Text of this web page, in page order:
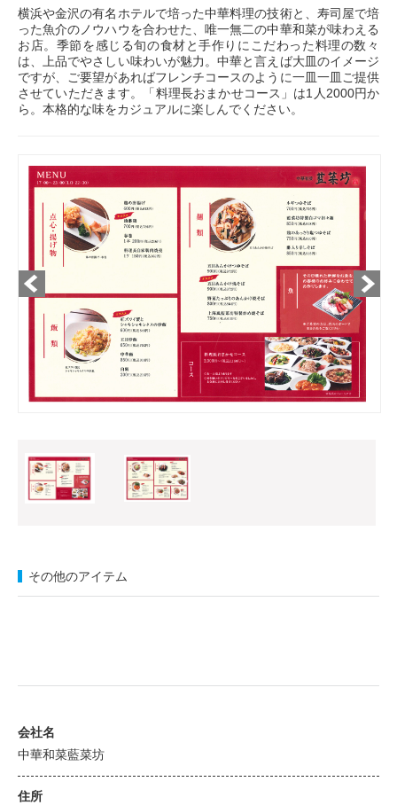
横浜や金沢の有名ホテルで培った中華料理の技術と、寿司屋で培
った魚介のノウハウを合わせた、唯一無二の中華和菜が味わえる
お店。季節を感じる旬の食材と手作りにこだわった料理の数々
は、上品でやさしい味わいが魅力。中華と言えば大皿のイメージ
ですが、ご要望があればフレンチコースのように一皿一皿ご提供
させていただきます。「料理長おまかせコース」は1人2000円か
ら。本格的な味をカジュアルに楽しんでください。
その他のアイテム
会社名
中華和菜藍菜坊
住所